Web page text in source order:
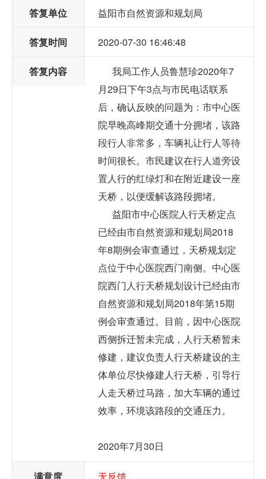
答复单位 益阳市自然资源和规划局
答复时间 2020-07-30 16:46:48
答复内容
我局工作人员鲁慧珍2020年7
月29日下午3点与市民电话联系
后，确认反映的问题为：市中心医
院早晚高峰期交通十分拥堵，该路
段行人非常多，车辆礼让行人等待
时间很长。市民建议在行人道旁设
置人行的红绿灯和在附近建设一座
天桥，以便缓解该路段拥堵。
益阳市中心医院人行天桥定点
已经由市自然资源和规划局2018
年8期例会审查通过，天桥规划定
点位于中心医院西门南侧。中心医
院西门人行天桥规划设计已经由市
自然资源和规划局2018年第15期
例会审查通过。目前，因中心医院
西侧拆迁暂未完成，人行天桥暂未
修建，建议负责人行天桥建设的主
体单位尽快修建人行天桥，引导行
人走天桥过马路，加大车辆的通过
效率，环境该路段的交通压力。
2020年7月30日